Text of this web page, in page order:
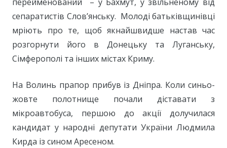
сепаратистів Слов’янську. Молоді батьківщинівці
мріють про те, щоб якнайшвидше настав час
розгорнути його в Донецьку та Луганську,
Сімферополі та інших містах Криму.
На Волинь прапор прибув із Дніпра. Коли синьо-
жовте полотнище почали діставати з
мікроавтобуса, першою до акції долучилася
кандидат у народні депутати України Людмила
Кирда із сином Аресеном.